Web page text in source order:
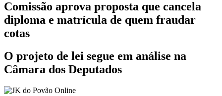
Comissão aprova proposta que cancela
diploma e matrícula de quem fraudar
cotas
O projeto de lei segue em análise na
Câmara dos Deputados